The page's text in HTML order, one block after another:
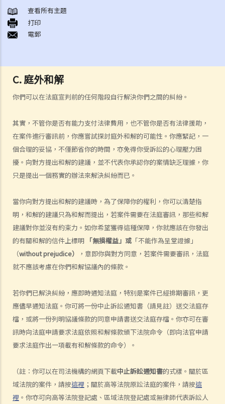
C. 庭外和解
你們可以在法庭宣判前的任何階段自行解決你們之間的糾紛。
其實，不管你是否有能力支付法律費用，也不管你是否有法律援助，
在案件進行審訊前，你應嘗試探討庭外和解的可能性。你應緊記，一
個合理的妥協，不僅節省你的時間，亦免得你受訴訟的心理壓力困
擾。向對方提出和解的建議，並不代表你承認你的案情缺乏理據，你
只是提出一個務實的辦法來解決糾紛而已。
當你向對方提出和解的建議時，為了保障你的權利，你可以清楚指
明，和解的建議只為和解而提出，若案件需要在法庭審訊，那些和解
建議對你並沒有約束力。如你希望獲得這種保障，你就應該在你發出
的有關和解的信件上標明 「無損權益」或 「不能作為呈堂證據」
（without prejudice）
，意即你與對方同意，若案件需要審訊，法庭
就不應該考慮在你們和解協議內的條款。
若你們已解決糾紛，應即時通知法庭，特別是案件已經排期審訊，更
應儘早通知法庭。你可將一份中止訴訟通知書（請見註）送交法庭存
檔，或將一份列明協議條款的同意申請書送交法庭存檔。你亦可在審
訊時向法庭申請要求法庭依照和解條款頒下法院命令（即向法官申請
要求法庭作出一項載有和解條款的命令）。
（註：你可以在司法機構的網頁下載中止訴訟通知書的式樣。關於區
域法院的案件，請按這裡 ；關於高等法院原訟法庭的案件，請按這
裡 。你亦可向高等法院登記處、區域法院登記處或無律師代表訴訟人
展開民事訴訟前應當考慮的事項
1. 我可以不提出訴訟而解決糾紛嗎？
2. 我是否有充分的法律理據去展開民事訴訟？對方又可否在同一案件中
律協助）？
5. 我有能力支付有關法律開支嗎？
1. 為甚麼即使我贏了官司，並且法院已經命令對方支付我的律師費用，
我的律師費用也不能全額報銷？
2. 法院是否必須命令敗訴一方全額支付勝訴一方的律師費用？ 有甚麼原
因會導致法院作出不同的命令？
6. 我有時間應付訴訟嗎？
8. 如果我要展開民事訴訟，將要面對甚麼風險？我能否承受這些風險？
9. 如果我不介意花費時間和金錢，即使我的案件的法律理據很弱，我是
否可以只是為了給被告人帶來麻煩而展開民事訴訟？
10. 在一般民事訴訟中可以作出甚麼申索？ 未經算定的損害賠償有哪些
例子？ 除了一筆過賠償（經算定或未經算定）外，在民事訴訟中是否還
有其他的申索？
都可供公眾查閱？
如何展開民事訴訟
1. 勞資審裁處會處理甚麼民事案件？
2. 小額錢債審裁處會處理甚麼民事案件？
4. 高等法院原訟法庭會處理甚麼民事案件？
5. 我是否需要聘用律師處理我的案件？若與訟一方是有限公司，情況是
否不同？
查看所有主題
打印
電郵